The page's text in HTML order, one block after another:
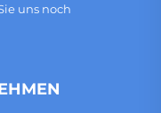
uns noch